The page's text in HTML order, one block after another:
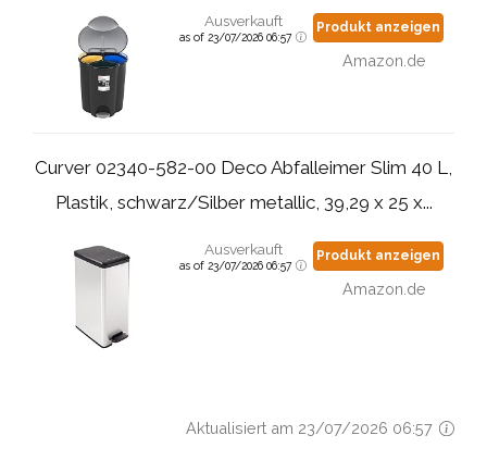
Ausverkauft
as of 23/07/2026 06:57
Produkt anzeigen
Amazon.de
Curver 02340-582-00 Deco Abfalleimer Slim 40 L,
Plastik, schwarz/Silber metallic, 39,29 x 25 x...
Ausverkauft
as of 23/07/2026 06:57
Produkt anzeigen
Amazon.de
Aktualisiert am 23/07/2026 06:57